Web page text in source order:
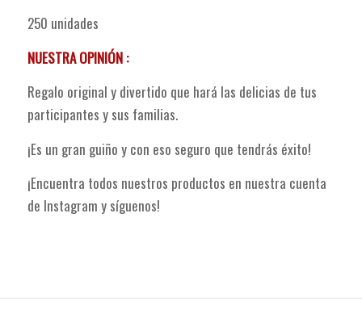
250 unidades
NUESTRA OPINIÓN :
Regalo original y divertido que hará las delicias de tus
participantes y sus familias.
¡Es un gran guiño y con eso seguro que tendrás éxito!
¡Encuentra todos nuestros productos en nuestra cuenta
de Instagram y síguenos!